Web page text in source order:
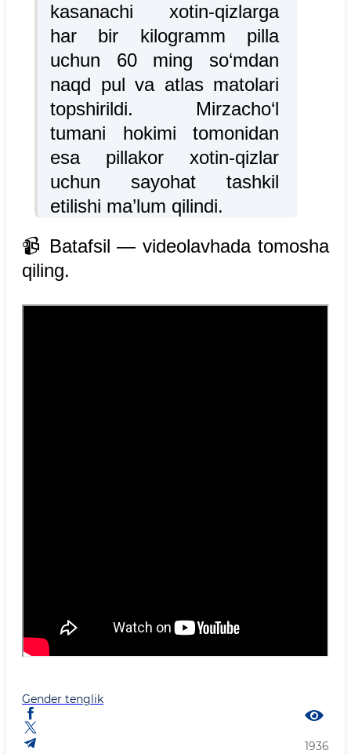
kasanachi xotin-qizlarga
har bir kilogramm pilla
uchun 60 ming so‘mdan
naqd pul va atlas matolari
topshirildi. Mirzacho‘l
tumani hokimi tomonidan
esa pillakor xotin-qizlar
uchun sayohat tashkil
etilishi ma’lum qilindi.
📹 Batafsil — videolavhada tomosha
qiling.
Gender tenglik
1936